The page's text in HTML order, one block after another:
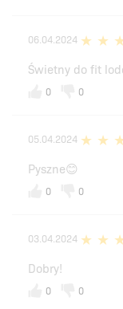
06.04.2024
Świetny do fit
0 0
05.04.2024
Pyszne😊
0 0
03.04.2024
Dobry!
0 0